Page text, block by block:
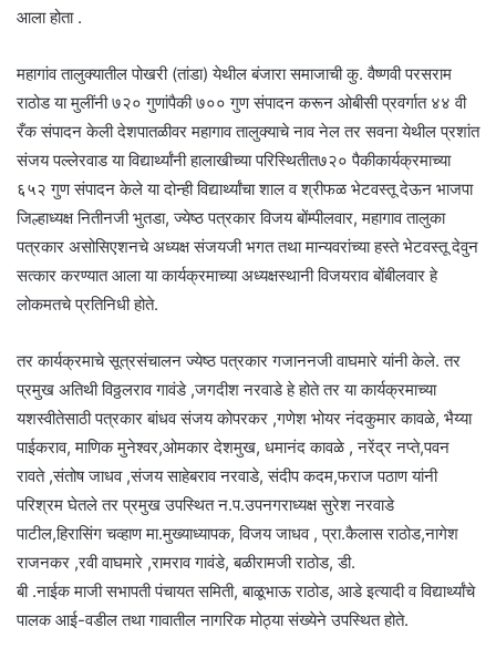
आला होता .
महागांव तालुक्यातील पोखरी (तांडा) येथील बंजारा समाजाची कु. वैष्णवी परसराम
राठोड या मुलींनी ७२० गुणांपैकी ७०० गुण संपादन करून ओबीसी प्रवर्गात ४४ वी
रँक संपादन केली देशपातळीवर महागाव तालुक्याचे नाव नेल तर सवना येथील प्रशांत
संजय पल्लेरवाड या विद्यार्थ्यांनी हालाखीच्या परिस्थितीत७२० पैकीकार्यक्रमाच्या
६५२ गुण संपादन केले या दोन्ही विद्यार्थ्यांचा शाल व श्रीफळ भेटवस्तू देऊन भाजपा
जिल्हाध्यक्ष नितीनजी भुतडा, ज्येष्ठ पत्रकार विजय बोंम्पीलवार, महागाव तालुका
पत्रकार असोसिएशनचे अध्यक्ष संजयजी भगत तथा मान्यवरांच्या हस्ते भेटवस्तू देवुन
सत्कार करण्यात आला या कार्यक्रमाच्या अध्यक्षस्थानी विजयराव बोंबीलवार हे
लोकमतचे प्रतिनिधी होते.
तर कार्यक्रमाचे सूत्रसंचालन ज्येष्ठ पत्रकार गजाननजी वाघमारे यांनी केले. तर
प्रमुख अतिथी विठ्ठलराव गावंडे ,जगदीश नरवाडे हे होते तर या कार्यक्रमाच्या
यशस्वीतेसाठी पत्रकार बांधव संजय कोपरकर ,गणेश भोयर नंदकुमार कावळे, भैय्या
पाईकराव, माणिक मुनेश्वर,ओमकार देशमुख, धमानंद कावळे , नरेंद्र नप्ते,पवन
रावते ,संतोष जाधव ,संजय साहेबराव नरवाडे, संदीप कदम,फराज पठाण यांनी
परिश्रम घेतले तर प्रमुख उपस्थित न.प.उपनगराध्यक्ष सुरेश नरवाडे
पाटील,हिरासिंग चव्हाण मा.मुख्याध्यापक, विजय जाधव , प्रा.कैलास राठोड,नागेश
राजनकर ,रवी वाघमारे ,रामराव गावंडे, बळीरामजी राठोड, डी.
बी .नाईक माजी सभापती पंचायत समिती, बाळूभाऊ राठोड, आडे इत्यादी व विद्यार्थ्यांचे
पालक आई-वडील तथा गावातील नागरिक मोठ्या संख्येने उपस्थित होते.